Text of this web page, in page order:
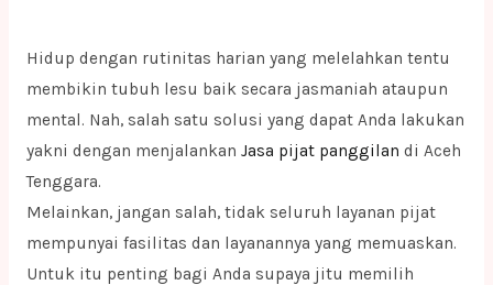
Hidup dengan rutinitas harian yang melelahkan tentu
membikin tubuh lesu baik secara jasmaniah ataupun
mental. Nah, salah satu solusi yang dapat Anda lakukan
yakni dengan menjalankan Jasa pijat panggilan di Aceh
Tenggara.
Melainkan, jangan salah, tidak seluruh layanan pijat
mempunyai fasilitas dan layanannya yang memuaskan.
Untuk itu penting bagi Anda supaya jitu memilih